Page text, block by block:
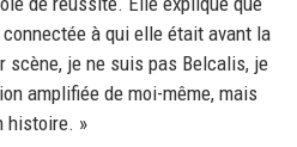
à qui elle était avant la
scène, je ne suis pas Belcalis, je
amplifiée de moi-même, mais
histoire. »